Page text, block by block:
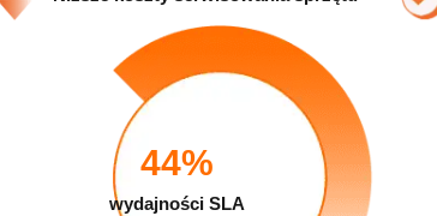
wydajności SLA
44%